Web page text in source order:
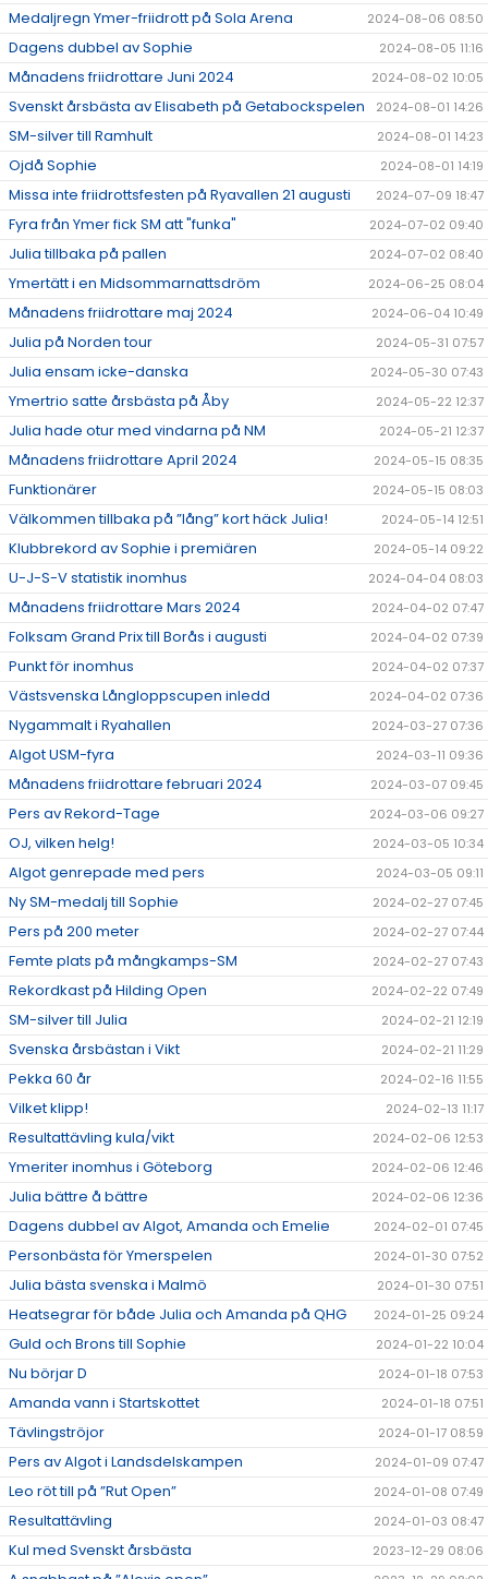
Medaljregn Ymer-friidrott på Sola Arena 2024-08-06 08:50
Dagens dubbel av Sophie 2024-08-05 11:16
Månadens friidrottare Juni 2024 2024-08-02 10:05
Svenskt årsbästa av Elisabeth på Getabockspelen 2024-08-01 14:26
SM-silver till Ramhult 2024-08-01 14:23
Ojdå Sophie 2024-08-01 14:19
Missa inte friidrottsfesten på Ryavallen 21 augusti 2024-07-09 18:47
Fyra från Ymer fick SM att "funka" 2024-07-02 09:40
Julia tillbaka på pallen 2024-07-02 08:40
Ymertätt i en Midsommarnattsdröm 2024-06-25 08:04
Månadens friidrottare maj 2024 2024-06-04 10:49
Julia på Norden tour 2024-05-31 07:57
Julia ensam icke-danska 2024-05-30 07:43
Ymertrio satte årsbästa på Åby 2024-05-22 12:37
Julia hade otur med vindarna på NM 2024-05-21 12:37
Månadens friidrottare April 2024 2024-05-15 08:35
Funktionärer 2024-05-15 08:03
Välkommen tillbaka på ”lång” kort häck Julia! 2024-05-14 12:51
Klubbrekord av Sophie i premiären 2024-05-14 09:22
U-J-S-V statistik inomhus 2024-04-04 08:03
Månadens friidrottare Mars 2024 2024-04-02 07:47
Folksam Grand Prix till Borås i augusti 2024-04-02 07:39
Punkt för inomhus 2024-04-02 07:37
Västsvenska Långloppscupen inledd 2024-04-02 07:36
Nygammalt i Ryahallen 2024-03-27 07:36
Algot USM-fyra 2024-03-11 09:36
Månadens friidrottare februari 2024 2024-03-07 09:45
Pers av Rekord-Tage 2024-03-06 09:27
OJ, vilken helg! 2024-03-05 10:34
Algot genrepade med pers 2024-03-05 09:11
Ny SM-medalj till Sophie 2024-02-27 07:45
Pers på 200 meter 2024-02-27 07:44
Femte plats på mångkamps-SM 2024-02-27 07:43
Rekordkast på Hilding Open 2024-02-22 07:49
SM-silver till Julia 2024-02-21 12:19
Svenska årsbästan i Vikt 2024-02-21 11:29
Pekka 60 år 2024-02-16 11:55
Vilket klipp! 2024-02-13 11:17
Resultattävling kula/vikt 2024-02-06 12:53
Ymeriter inomhus i Göteborg 2024-02-06 12:46
Julia bättre å bättre 2024-02-06 12:36
Dagens dubbel av Algot, Amanda och Emelie 2024-02-01 07:45
Personbästa för Ymerspelen 2024-01-30 07:52
Julia bästa svenska i Malmö 2024-01-30 07:51
Heatsegrar för både Julia och Amanda på QHG 2024-01-25 09:24
Guld och Brons till Sophie 2024-01-22 10:04
Nu börjar D 2024-01-18 07:53
Amanda vann i Startskottet 2024-01-18 07:51
Tävlingströjor 2024-01-17 08:59
Pers av Algot i Landsdelskampen 2024-01-09 07:47
Leo röt till på ”Rut Open” 2024-01-08 07:49
Resultattävling 2024-01-03 08:47
Kul med Svenskt årsbästa 2023-12-29 08:06